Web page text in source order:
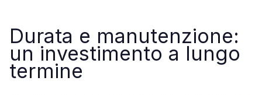
Durata e manutenzione:
un investimento a lungo
termine